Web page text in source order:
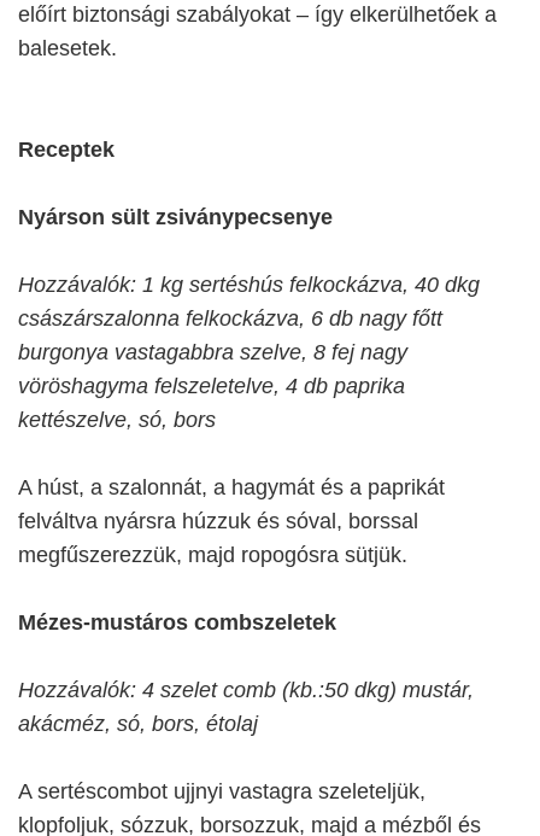
előírt biztonsági szabályokat – így elkerülhetőek a
balesetek.
Receptek
Nyárson sült zsiványpecsenye
Hozzávalók: 1 kg sertéshús felkockázva, 40 dkg
császárszalonna felkockázva, 6 db nagy főtt
burgonya vastagabbra szelve, 8 fej nagy
vöröshagyma felszeletelve, 4 db paprika
kettészelve, só, bors
A húst, a szalonnát, a hagymát és a paprikát
felváltva nyársra húzzuk és sóval, borssal
megfűszerezzük, majd ropogósra sütjük.
Mézes-mustáros combszeletek
Hozzávalók: 4 szelet comb (kb.:50 dkg) mustár,
akácméz, só, bors, étolaj
A sertéscombot ujjnyi vastagra szeleteljük,
klopfoljuk, sózzuk, borsozzuk, majd a mézből és